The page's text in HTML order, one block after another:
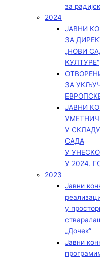
за
2024
ЈАВНИ
ЗА
„НОВИ
КУЛТУРЕ“
ЗА
ЈАВНИ
У
САДА
У
У 2024.
2023
Јавни
у
„Дочек”
Јавни